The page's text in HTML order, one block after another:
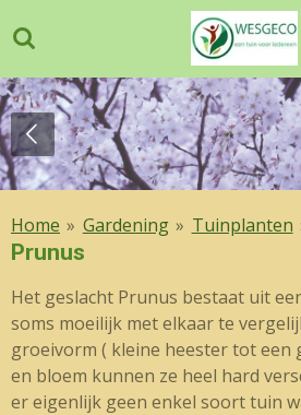
direct
naar
de
hoofdinhoud
Home » Gardening » Tuinplanten
Prunus
Het geslacht Prunus bestaat uit
soms moeilijk met elkaar te
groeivorm ( kleine heester tot een
en bloem kunnen ze heel hard
er eigenlijk geen enkel soort tuin